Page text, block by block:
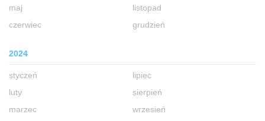
maj
czerwiec
listopad
grudzień
2024
styczeń
luty
marzec
lipiec
sierpień
wrzesień